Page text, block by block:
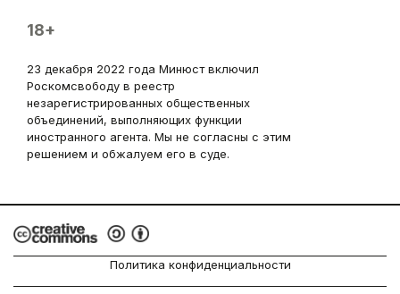
18+
23 декабря 2022 года Минюст включил
Роскомсвободу в реестр
незарегистрированных общественных
объединений, выполняющих функции
иностранного агента. Мы не согласны с этим
решением и обжалуем его в суде.
Политика конфиденциальности